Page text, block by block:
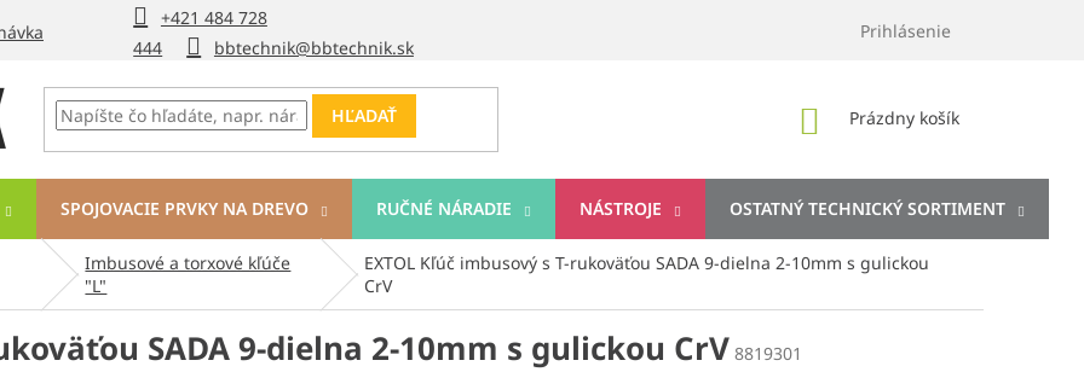
+421 484 728
444
bbtechnik@bbtechnik.sk
Prihlásenie
HĽADAŤ
NÁKUPNÝ
Prázdny košík
SPOJOVACIE PRVKY NA DREVO RUČNÉ NÁRADIE NÁSTROJE OSTATNÝ TECHNICKÝ SORTIMENT
Imbusové a torxové kľúče
"L"
EXTOL Kľúč imbusový s T-rukoväťou SADA 9-dielna 2-10mm s gulickou
CrV
SADA 9-dielna 2-10mm s gulickou CrV 8819301